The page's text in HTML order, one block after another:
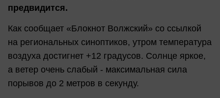
предвидится.
Как сообщает «Блокнот Волжский» со ссылкой
на региональных синоптиков, утром температура
воздуха достигнет +12 градусов. Солнце яркое,
а ветер очень слабый - максимальная сила
порывов до 2 метров в секунду.